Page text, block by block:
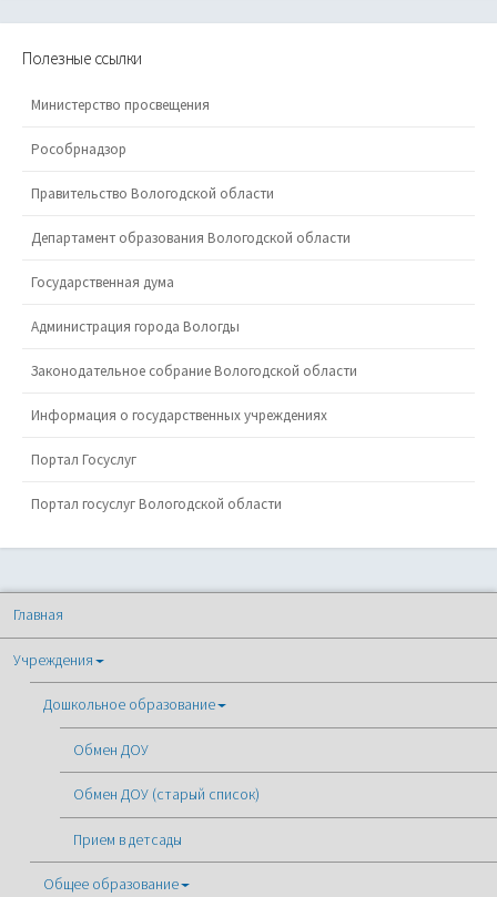
Полезные ссылки
Министерство просвещения
Рособрнадзор
Правительство Вологодской области
Департамент образования Вологодской области
Государственная дума
Администрация города Вологды
Законодательное собрание Вологодской области
Информация о государственных учреждениях
Портал Госуслуг
Портал госуслуг Вологодской области
Главная
Учреждения
Дошкольное образование
Обмен ДОУ
Обмен ДОУ (старый список)
Прием в детсады
Общее образование